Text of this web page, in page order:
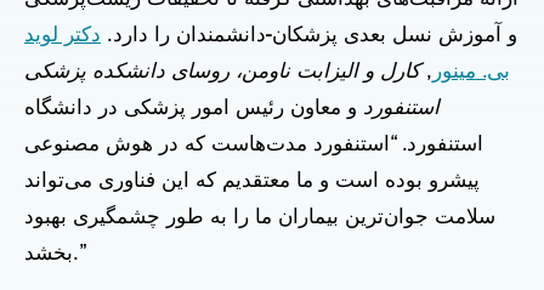
و آموزش نسل بعدی پزشکان-دانشمندان را دارد. دکتر لوید
بی. مینور ,کارل و الیزابت ناومن، روسای دانشکده پزشکی
استنفورد و معاون رئیس امور پزشکی در دانشگاه
استنفورد. “استنفورد مدت‌هاست که در هوش مصنوعی
پیشرو بوده است و ما معتقدیم که این فناوری می‌تواند
سلامت جوان‌ترین بیماران ما را به طور چشمگیری بهبود
بخشد.”